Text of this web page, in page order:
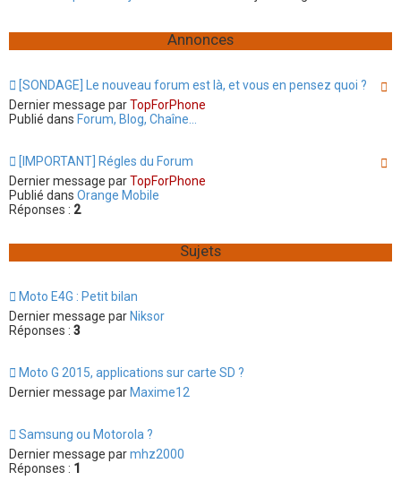
r
c
e
c
e
v
a
c
é
e
Annonces
[SONDAGE] Le nouveau forum est là, et vous en pensez quoi ?
Dernier message parTopForPhone
Publié dans Forum, Blog, Chaîne...
[IMPORTANT] Régles du Forum
Dernier message parTopForPhone
Publié dans Orange Mobile
Réponses : 2
Sujets
Moto E4G : Petit bilan
Dernier message parNiksor
Réponses : 3
Moto G 2015, applications sur carte SD ?
Dernier message parMaxime12
Samsung ou Motorola ?
Dernier message parmhz2000
Réponses : 1